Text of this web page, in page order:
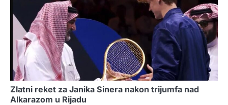
Zlatni reket za Janika Sinera nakon trijumfa nad
Alkarazom u Rijadu